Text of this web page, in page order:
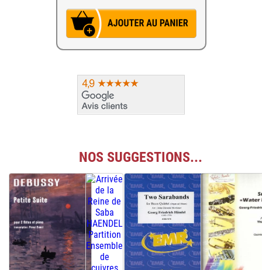
NOS SUGGESTIONS...